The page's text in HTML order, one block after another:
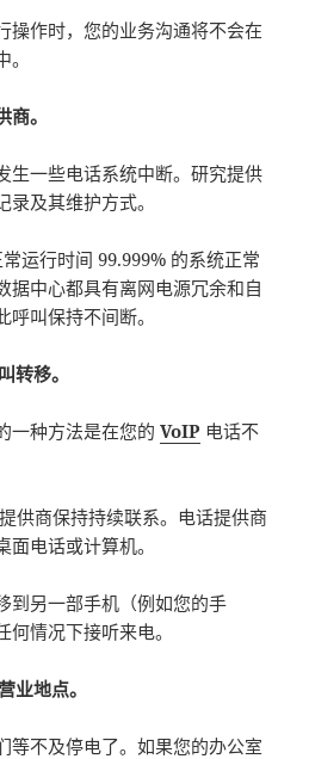
操作时，您的业务沟通将不会在
。
生一些电话系统中断。研究提供
及其维护方式。
运行时间 99.999% 的系统正常
据中心都具有离网电源冗余和自
叫保持不间断。
转移。
一种方法是在您的VoIP 电话不
供商保持持续联系。电话提供商
电话或计算机。
到另一部手机（例如您的手
情况下接听来电。
业地点。
等不及停电了。如果您的办公室